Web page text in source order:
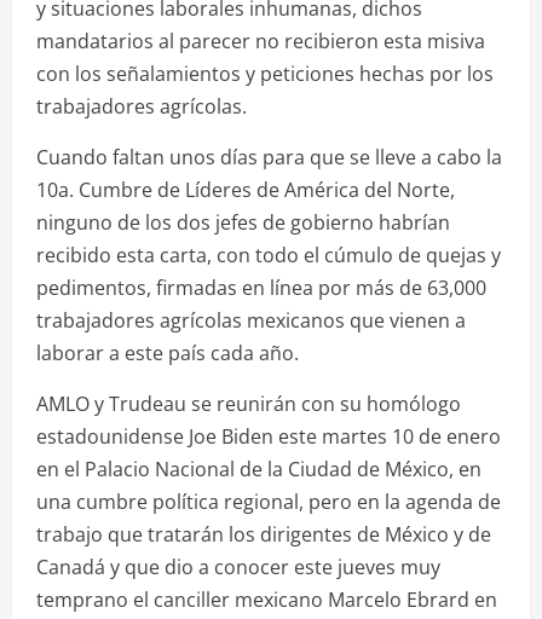
y situaciones laborales inhumanas, dichos
mandatarios al parecer no recibieron esta misiva
con los señalamientos y peticiones hechas por los
trabajadores agrícolas.
Cuando faltan unos días para que se lleve a cabo la
10a. Cumbre de Líderes de América del Norte,
ninguno de los dos jefes de gobierno habrían
recibido esta carta, con todo el cúmulo de quejas y
pedimentos, firmadas en línea por más de 63,000
trabajadores agrícolas mexicanos que vienen a
laborar a este país cada año.
AMLO y Trudeau se reunirán con su homólogo
estadounidense Joe Biden este martes 10 de enero
en el Palacio Nacional de la Ciudad de México, en
una cumbre política regional, pero en la agenda de
trabajo que tratarán los dirigentes de México y de
Canadá y que dio a conocer este jueves muy
temprano el canciller mexicano Marcelo Ebrard en